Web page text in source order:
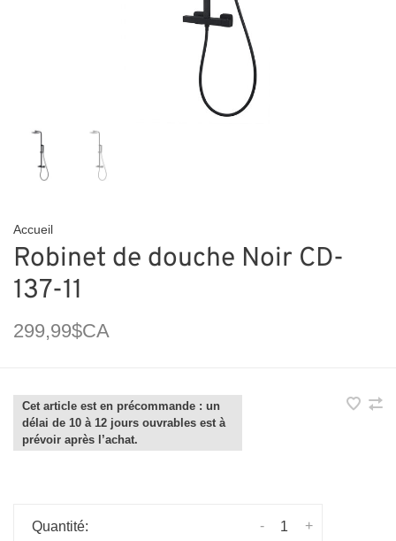
Accueil
Robinet de douche Noir CD-
137-11
299,99$CA
Cet article est en précommande : un
délai de 10 à 12 jours ouvrables est à
prévoir après l’achat.
Quantité: +
-